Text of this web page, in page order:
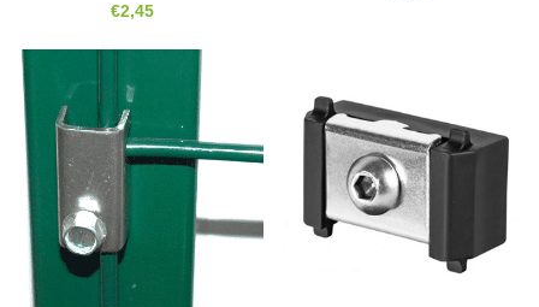
€2,45